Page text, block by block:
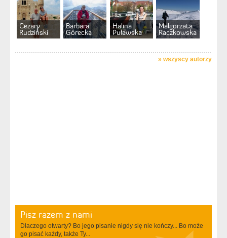
Cezary
Rudziński
Barbara
Górecka
Halina
Puławska
Małgorzata
Raczkowska
» wszyscy autorzy
Pisz razem z nami
Dlaczego otwarty? Bo jego pisanie nigdy się nie kończy... Bo może
go pisać każdy, także Ty...